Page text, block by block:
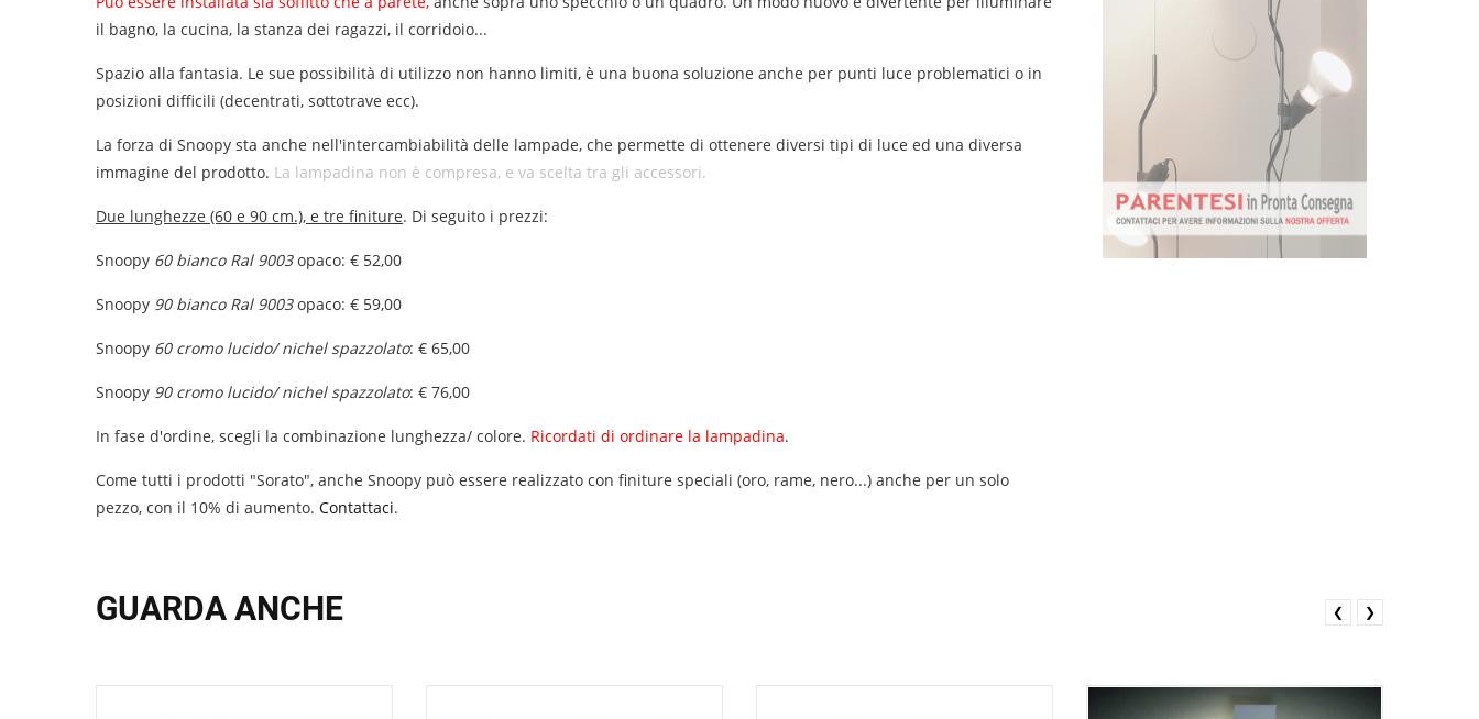
il bagno, la cucina, la stanza dei ragazzi, il corridoio...
Spazio alla fantasia. Le sue possibilità di utilizzo non hanno limiti, è una buona soluzione anche per punti luce problematici o in
posizioni difficili (decentrati, sottotrave ecc).
La forza di Snoopy sta anche nell'intercambiabilità delle lampade, che permette di ottenere diversi tipi di luce ed una diversa
immagine del prodotto. La lampadina non è compresa, e va scelta tra gli accessori.
Due lunghezze (60 e 90 cm.), e tre finiture. Di seguito i prezzi:
Snoopy 60 bianco Ral 9003opaco: € 52,00
Snoopy 90 bianco Ral 9003opaco: € 59,00
Snoopy 60 cromo lucido/ nichel spazzolato: € 65,00
Snoopy 90 cromo lucido/ nichel spazzolato: € 76,00
In fase d'ordine, scegli la combinazione lunghezza/ colore. Ricordati di ordinare la lampadina.
Come tutti i prodotti "Sorato", anche Snoopy può essere realizzato con finiture speciali (oro, rame, nero...) anche per un solo
pezzo, con il 10% di aumento. Contattaci.
GUARDA ANCHE ❮ ❯